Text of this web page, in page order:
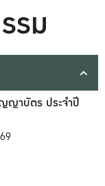
รม
ญาบัตร ประจำปี